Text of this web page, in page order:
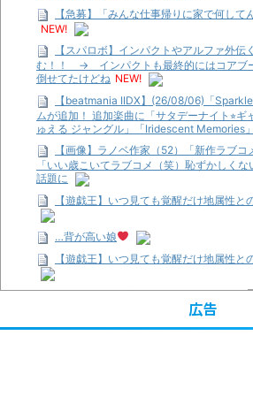
【急募】「みんな仕事帰りに家で何して
NEW!
【スパロボ】インパクトやアルファ外伝
む！！ → インパクトも最終的にはコアブ
倒せてたけどね NEW!
【beatmania IIDX】(26/08/06)「
ムが追加！ 追加楽曲に「サタデーナイト⭐︎ギ
ゅえる ジャングル」「Iridescent Memories
【画像】ラノベ作家（52）「新作ラブ
「いい歳こいてラブコメ（笑）恥ずかしく
話題に
【遊戯王】いつ見ても覚醒だけ地属性
…背が高い娘
【遊戯王】いつ見ても覚醒だけ地属性
「洋画に日本版主題歌は必要か?」論争
【ギャルゲ】「千恋*万花」のアニメ化
歌うよ！
広告